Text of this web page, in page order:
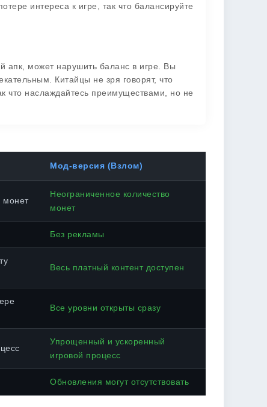
интереса к игре, так что балансируйте
апк, может нарушить баланс в игре. Вы
Китайцы не зря говорят, что
что наслаждайтесь преимуществами, но не
Мод-версия (Взлом)
монет
Неограниченное количество
монет
Без рекламы
Весь платный контент доступен
Все уровни открыты сразу
Упрощенный и ускоренный
игровой процесс
Обновления могут отсутствовать